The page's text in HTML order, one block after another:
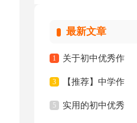
最新文章
1 关于初中优秀作
文4篇
3 【推荐】中学作
文300字九篇
5 实用的初中优秀